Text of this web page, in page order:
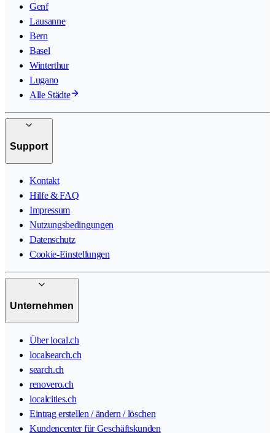
Genf
Lausanne
Bern
Basel
Winterthur
Lugano
Alle Städte
Support
Kontakt
Hilfe & FAQ
Impressum
Nutzungsbedingungen
Datenschutz
Cookie-Einstellungen
Unternehmen
Über local.ch
localsearch.ch
search.ch
renovero.ch
localcities.ch
Eintrag erstellen / ändern / löschen
Kundencenter für Geschäftskunden